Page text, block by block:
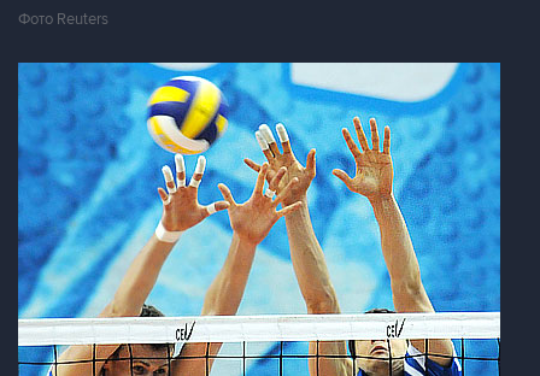
Фото Reuters